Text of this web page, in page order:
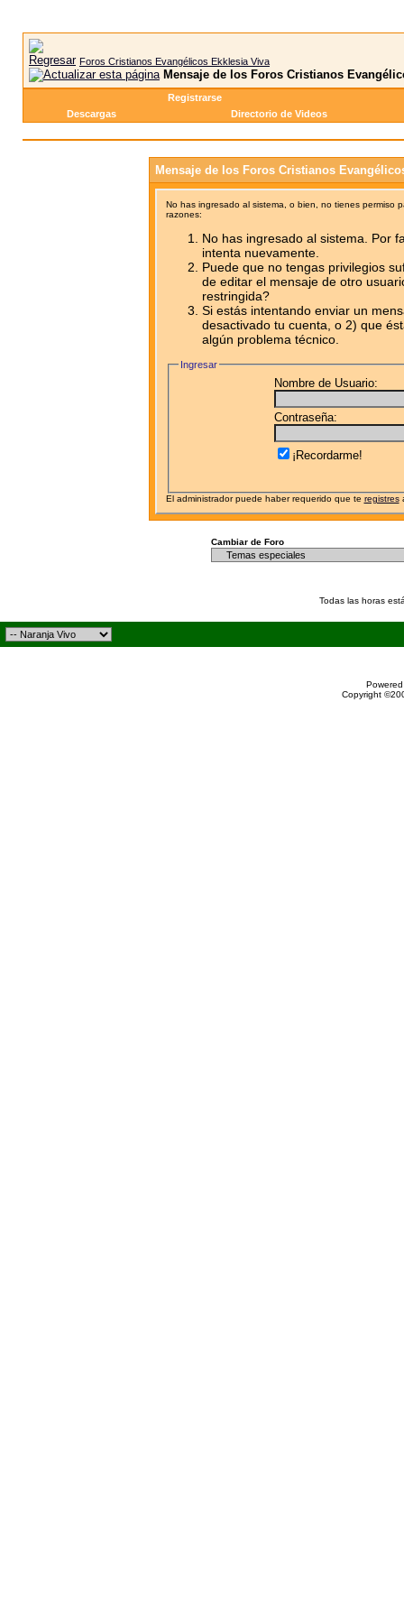
Foros Cristianos Evangélicos Ekklesia Viva
Mensaje de los Foros Cristianos
Registrarse
Descargas
Directorio de Videos
Mensaje de los Foros Cristianos
No has ingresado al sistema, o bien, no tienes permiso
razones:
No has ingresado al sistema. Por
intenta nuevamente.
Puede que no tengas privilegios
de editar el mensaje de otro
restringida?
Si estás intentando enviar un
desactivado tu cuenta, o 2) que
algún problema técnico.
Ingresar
Nombre de Usuario:
Contraseña:
¡Recordarme!
El administrador puede haber requerido que te registres
Cambiar de Foro
Todas las horas
Copyright